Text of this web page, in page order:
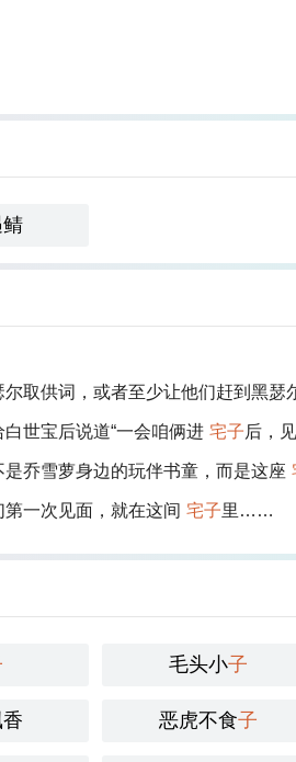
取供词，或者至少让他们赶到黑瑟
世宝后说道“一会咱俩进 宅子后，
乔雪萝身边的玩伴书童，而是这座
一次见面，就在这间 宅子里……
毛头小子
恶虎不食子